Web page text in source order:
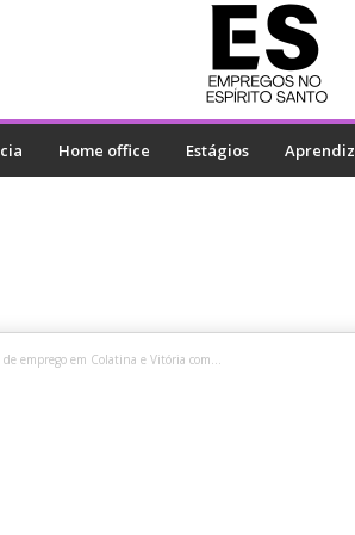
Home office Estágios Aprendiz
emprego em Colatina e Vitória com...